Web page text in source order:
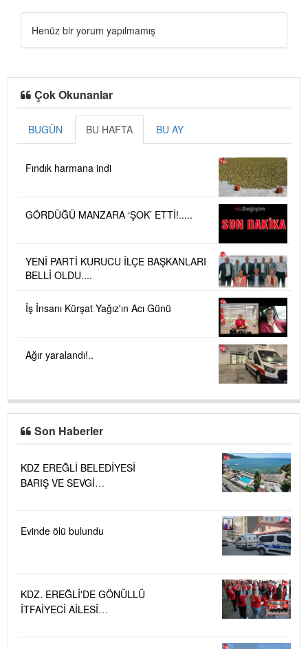
Henüz bir yorum yapılmamış
Çok Okunanlar
BUGÜN BU HAFTA BU AY
Fındık harmana indi
GÖRDÜĞÜ MANZARA ‘ŞOK’ ETTİ!.....
YENİ PARTİ KURUCU İLÇE BAŞKANLARI
BELLİ OLDU....
İş İnsanı Kürşat Yağız'ın Acı Günü
Ağır yaralandı!..
Son Haberler
KDZ EREĞLİ BELEDİYESİ
BARIŞ VE SEVGİ
Evinde ölü bulundu
KDZ. EREĞLİ'DE GÖNÜLLÜ
İTFAİYECİ AİLESİ